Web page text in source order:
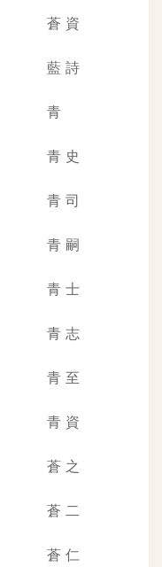
蒼 資
藍 詩
青
青 史
青 司
青 嗣
青 士
青 志
青 至
青 資
蒼 之
蒼 二
蒼 仁